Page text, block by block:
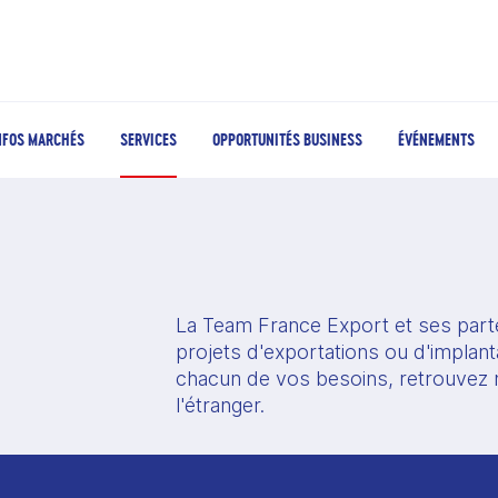
MARCHÉS SERVICES OPPORTUNITÉS BUSINESS ÉVÉNEMENTS
La Team France Export et ses
projets d'exportations ou
chacun de vos besoins, retrouvez
l'étranger.